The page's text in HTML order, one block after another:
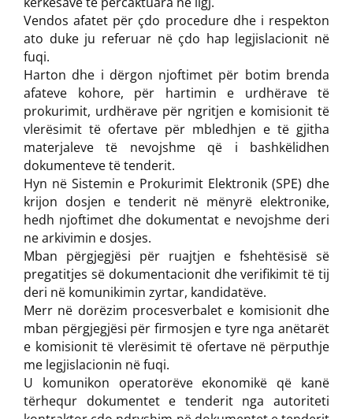
Vendos afatet për çdo procedure dhe i respekton
ato duke ju referuar në çdo hap legjislacionit në
fuqi.
Harton dhe i dërgon njoftimet për botim brenda
afateve kohore, për hartimin e urdhërave të
prokurimit, urdhërave për ngritjen e komisionit të
vlerësimit të ofertave për mbledhjen e të gjitha
materjaleve të nevojshme që i bashkëlidhen
dokumenteve të tenderit.
Hyn në Sistemin e Prokurimit Elektronik (SPE) dhe
krijon dosjen e tenderit në mënyrë elektronike,
hedh njoftimet dhe dokumentat e nevojshme deri
ne arkivimin e dosjes.
Mban përgjegjësi për ruajtjen e fshehtësisë së
pregatitjes së dokumentacionit dhe verifikimit të tij
deri në komunikimin zyrtar, kandidatëve.
Merr në dorëzim procesverbalet e komisionit dhe
mban përgjegjësi për firmosjen e tyre nga anëtarët
e komisionit të vlerësimit të ofertave në përputhje
me legjislacionin në fuqi.
U komunikon operatorëve ekonomikë që kanë
tërhequr dokumentet e tenderit nga autoriteti